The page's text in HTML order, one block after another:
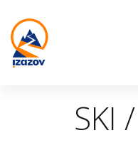
SKI